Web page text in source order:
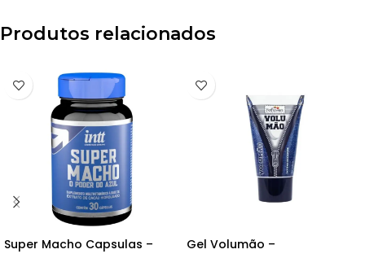
Produtos relacionados
Super Macho Capsulas –
Gel Volumão –